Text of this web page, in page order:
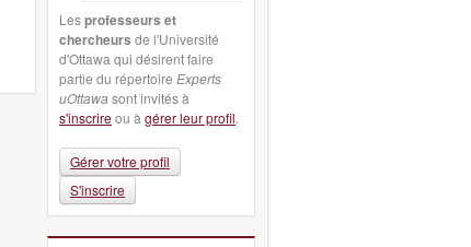
Lesprofesseurs et
chercheurs de l'Université
d'Ottawa qui désirent faire
partie du répertoire Experts
uOttawa sont invités à
s'inscrireou à gérer leur profil.
Gérer votre profil
S'inscrire